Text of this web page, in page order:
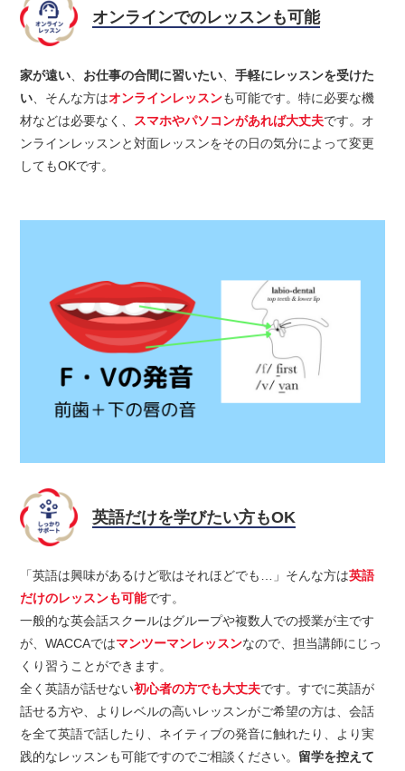
オンラインでのレッスンも可能
家が遠い お仕事の合間に習いたい 、手軽にレッスンを受けた
い 、そんな方はオンラインレッスンも可能です。特に必要な機
材などは必要なく、 スマホやパソコンがあれば大丈夫です。オ
ンラインレッスンと対面レッスンをその日の気分によって変更
してもOKです。
英語だけを学びたい方もOK
「英語は興味があるけど歌はそれほどでも…」そんな方は英語
だけのレッスンも可能です。
一般的な英会話スクールはグループや複数人での授業が主です
が、WACCAではマンツーマンレッスンなので、担当講師にじっ
くり習うことができます。
全く英語が話せない初心者の方でも大丈夫です。すでに英語が
話せる方や、よりレベルの高いレッスンがご希望の方は、会話
を全て英語で話したり、ネイティブの発音に触れたり、より実
践的なレッスンも可能ですのでご相談ください。 留学を控えて